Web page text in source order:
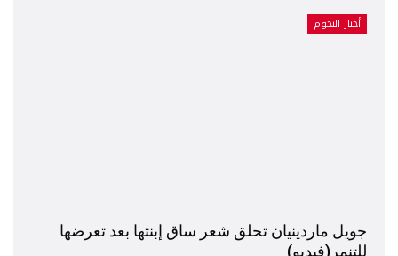
أخبار النجوم
جويل ماردينيان تحلق شعر ساق إبنتها بعد تعرضها
للتنمر(فيديو)